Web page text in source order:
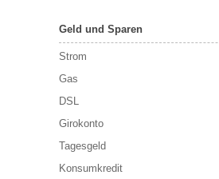
Geld und Sparen
Strom
Gas
DSL
Girokonto
Tagesgeld
Konsumkredit